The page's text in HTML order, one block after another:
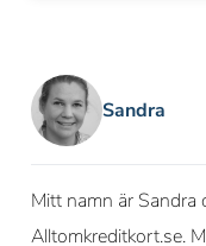
Sandra
Mitt namn är
Alltomkreditkort.se.